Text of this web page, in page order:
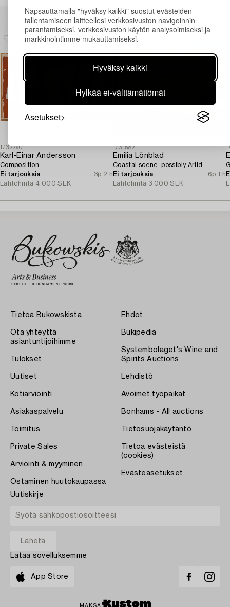
Napsauttamalla "hyväksy kaikki" suostut evästeiden
tallentamiseen laitteellesi verkkosivuston navigoinnin
parantamiseksi, verkkosivuston käytön analysoimiseksi ja
markkinointimme mukauttamiseksi.
Hyväksy kaikki
Hylkää ei-välttämättömät
Asetukset
Muiden katsomia kohteita
1732290
Karl-Einar Andersson
Composition.
Ei tarjouksia
3p 2 h
Lähtöhinta 4 000 SEK
1731582
Emilia Lönblad
Coastal scene, possibly Arild.
Ei tarjouksia
6p 1 h
Lähtöhinta 3 000 SEK
Tietoa Bukowskista
Ota yhteyttä
asiantuntijoihimme
Tulokset
Uutiset
Kotiarviointi
Asiakaspalvelu
Toimitus
Private Sales
Arviointi & myyminen
Ostaminen huutokaupassa
Ehdot
Bukipedia
Systembolaget's Wine and
Spirits Auctions
Lehdistö
Avoimet työpaikat
Bonhams - All auctions
Tietosuojakäytäntö
Tietoa evästeistä
(cookies)
Evästeasetukset
Uutiskirje
Lataa sovelluksemme
App Store